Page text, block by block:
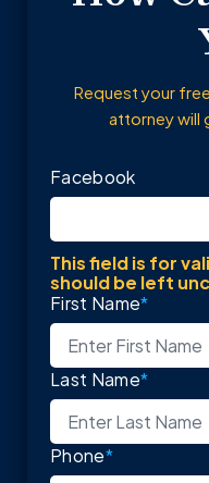
Request your
attorney will
Facebook
This field is for
should be left
First Name*
Last Name*
Phone*